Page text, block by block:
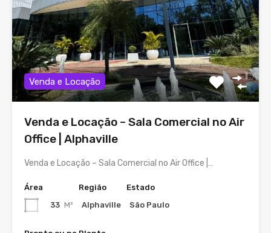
Venda e Locação
Venda e Locação – Sala Comercial no Air
Office | Alphaville
Venda e Locação – Sala Comercial no Air Office |…
Área
33 M²
Região
Alphaville
Estado
São Paulo